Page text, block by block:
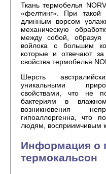
Ткань термобелья
«фелтинг». При такой
длинным ворсом
механическую
между собой, образуя
войлока с большим
которые и отвечают
свойства термобелья
Шерсть
уникальными
свойствами, что не
бактериям в
возникновения
гипоаллергенна, что
людям, восприимчивым
Информация о
термокальсон